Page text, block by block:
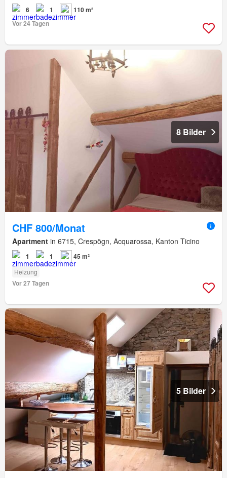
6 1
110 m²
Vor 24 Tagen
8 Bilder
CHF 800/Monat
Apartment in 6715, Crespögn, Acquarossa, Kanton Ticino
1 1 45 m²
Heizung
Vor 27 Tagen
5 Bilder